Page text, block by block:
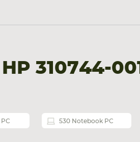
310744-001
530 Notebook PC